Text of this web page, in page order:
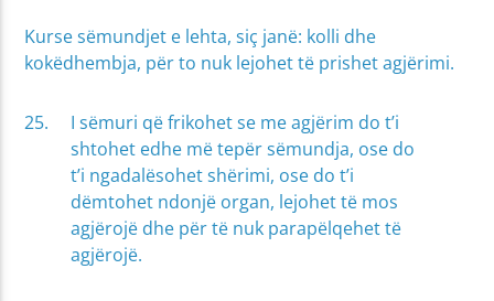
Kurse sëmundjet e lehta, siç janë: kolli dhe
kokëdhembja, për to nuk lejohet të prishet agjërimi.
I sëmuri që frikohet se me agjërim do t’i
shtohet edhe më tepër sëmundja, ose do
t’i ngadalësohet shërimi, ose do t’i
dëmtohet ndonjë organ, lejohet të mos
agjërojë dhe për të nuk parapëlqehet të
agjërojë.